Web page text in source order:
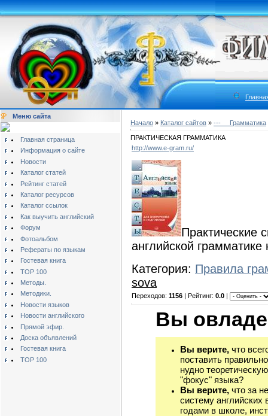
Меню сайта
Главная страница
Информация о сайте
Новости
Каталог статей
Рейтинг статей
Каталог ресурсов
Каталог ссылок
Как выучить английский
Форум
Фотоальбом
Рефераты по языкам
Гостевая книга
TOP 100
Методы.
Методики.
Новости языков
Новости английского
Прямой эфир.
Доска объявлений
Гостевая книга
TOP 100
Начало » Каталог сайтов » ---__ Грамматика
ПРАКТИЧЕСКАЯ ГРАММАТИКА
http://www.e-gram.ru/
Практические
английской
Категория: Правила
sova
Переходов: 1156 | Рейтинг: 0.0 |
Вы
Вы верите, что
поставить
нудно
"фокус" языка?
Вы верите, что за
систему
годами в школе,